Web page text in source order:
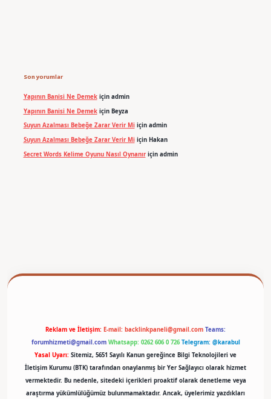
Son yorumlar
Yapının Banisi Ne Demekiçin admin
Yapının Banisi Ne Demekiçin Beyza
Suyun Azalması Bebeğe Zarar Verir Miiçin admin
Suyun Azalması Bebeğe Zarar Verir Miiçin Hakan
Secret Words Kelime Oyunu Nasıl Oynanıriçin admin
Reklam ve İletişim: E-mail: backlinkpaneli@gmail.com Teams:
forumhizmeti@gmail.com Whatsapp: 0262 606 0 726 Telegram: @karabul
Yasal Uyarı: Sitemiz, 5651 Sayılı Kanun gereğince Bilgi Teknolojileri ve
İletişim Kurumu (BTK) tarafından onaylanmış bir Yer Sağlayıcı olarak hizmet
vermektedir. Bu nedenle, sitedeki içerikleri proaktif olarak denetleme veya
araştırma yükümlülüğümüz bulunmamaktadır. Ancak, üyelerimiz yazdıkları